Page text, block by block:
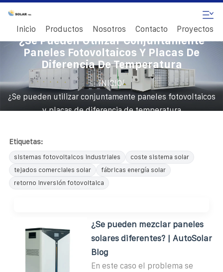
Inicio Productos Nosotros Contacto Proyectos
¿Se Pueden Utilizar Conjuntamente
Paneles Fotovoltaicos Y Placas De
Diferencia De Temperatura
INICIO/
¿Se pueden utilizar conjuntamente paneles fotovoltaicos
y placas de diferencia de temperatura
Etiquetas:
sistemas fotovoltaicos industriales
coste sistema solar
tejados comerciales solar
fábricas energía solar
retorno inversión fotovoltaica
¿Se pueden mezclar paneles
solares diferentes? | AutoSolar
Blog
En este caso el problema se